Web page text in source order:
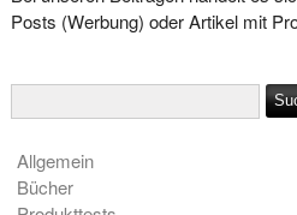
Posts (Werbung) oder Artikel mit
Allgemein
Bücher